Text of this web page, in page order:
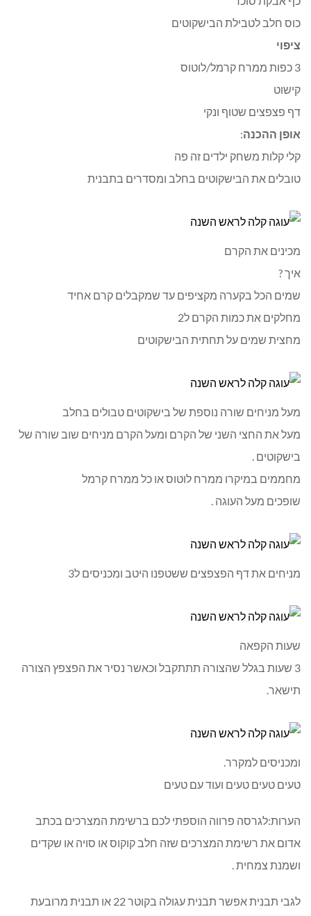
כוס חלב לטבילת הבישקוטים
ציפוי
3 כפות ממרח קרמל/לוטוס
קישוט
דף פצפצים שטוף ונקי
אופן ההכנה:
קלי קלות משחק ילדים זה פה
טובלים את הבישקוטים בחלב ומסדרים בתבנית
מכינים את הקרם
איך ?
שמים הכל בקערה מקציפים עד שמקבלים קרם אחיד
מחלקים את כמות הקרם ל2
מחצית שמים על תחתית הבישקוטים
מעל מניחים שורה נוספת של בישקוטים טבולים בחלב
מעל את החצי השני של הקרם ומעל הקרם מניחים שוב שורה של
בישקוטים .
מחממים במיקרו ממרח לוטוס או כל ממרח קרמל
שופכים מעל העוגה .
מניחים את דף הפצפצים ששטפנו היטב ומכניסים ל3
שעות הקפאה
3 שעות בגלל שהצורה תתתקבל וכאשר נסיר את הפצפץ הצורה
תישאר.
ומכניסים למקרר.
טעים טעים טעים ועוד עם טעים
הערות:לגרסה פרווה הוספתי לכם ברשימת המצרכים בכתב
אדום את רשימת המצרכים שזה חלב קוקוס או סויה או שקדים
ושמנת צמחית .
לגבי תבנית אפשר תבנית עגולה בקוטר 22 או תבנית מרובעת